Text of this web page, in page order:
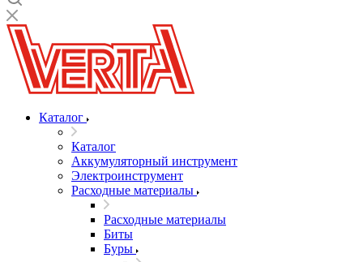
Каталог
Каталог
Аккумуляторный инструмент
Электроинструмент
Расходные материалы
Расходные материалы
Биты
Буры